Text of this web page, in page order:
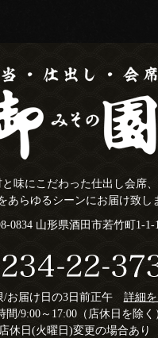
味にこだわった仕出し会席、
あらゆるシーンにお届け致し
0834 山形県酒田市若竹町1-1-
/お届け日の3日前正午 詳細
間/9:00～17:00（店休日を除く
休日(火曜日)変更の場合あり